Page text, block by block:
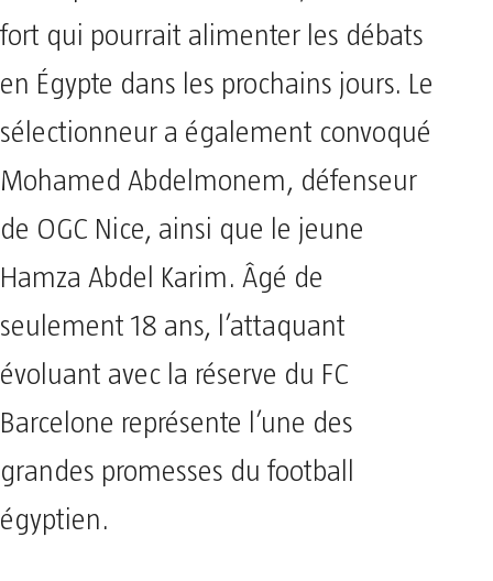
fort qui pourrait alimenter les débats
en Égypte dans les prochains jours. Le
sélectionneur a également convoqué
Mohamed Abdelmonem, défenseur
de OGC Nice, ainsi que le jeune
Hamza Abdel Karim. Âgé de
seulement 18 ans, l’attaquant
évoluant avec la réserve du FC
Barcelone représente l’une des
grandes promesses du football
égyptien.